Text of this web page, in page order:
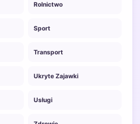
Rolnictwo
Sport
Transport
Ukryte Zajawki
Usługi